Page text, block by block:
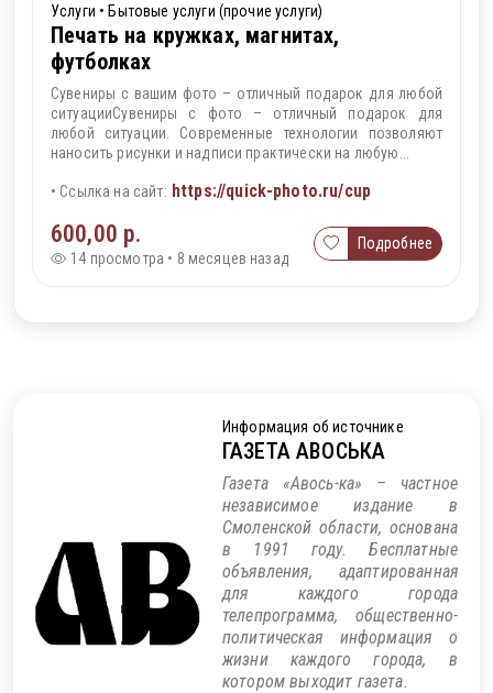
Услуги • Бытовые услуги (прочие услуги)
Печать на кружках, магнитах,
футболках
Сувениры с вашим фото – отличный подарок для любой
ситуацииСувениры с фото – отличный подарок для
любой ситуации. Современные технологии позволяют
наносить рисунки и надписи практически на любую...
• Ссылка на сайт: https://quick-photo.ru/cup
600,00 р.
14 просмотра • 8 месяцев назад
Подробнее
Информация об источнике
ГАЗЕТА АВОСЬКА
Газета «Авось-ка» – частное
независимое издание в
Смоленской области, основана
в 1991 году. Бесплатные
объявления, адаптированная
для каждого города
телепрограмма, общественно-
политическая информация о
жизни каждого города, в
котором выходит газета.